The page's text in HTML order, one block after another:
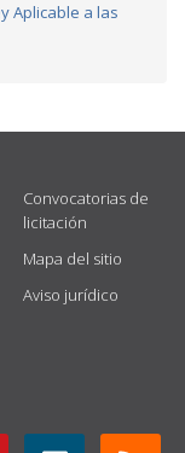
Aplicable a las
Convocatorias de
licitación
Mapa del sitio
Aviso jurídico